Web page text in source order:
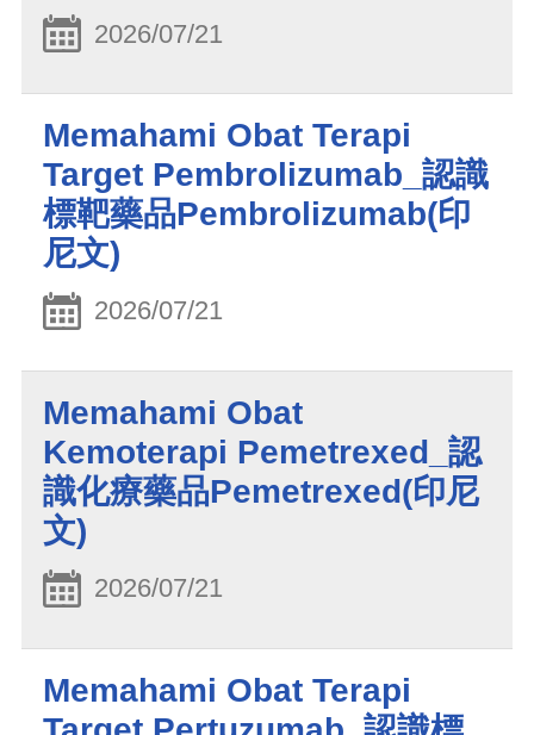
2026/07/21
Memahami Obat Terapi
Target Pembrolizumab_認識
標靶藥品Pembrolizumab(印
尼文)
2026/07/21
Memahami Obat
Kemoterapi Pemetrexed_認
識化療藥品Pemetrexed(印尼
文)
2026/07/21
Memahami Obat Terapi